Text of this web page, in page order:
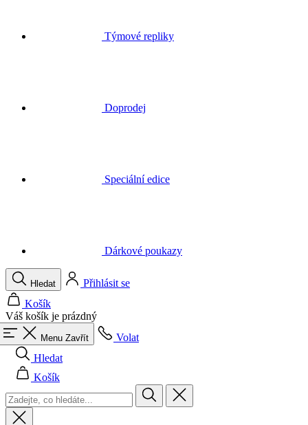
Váš košík je prázdný
Menu Zavřít
Volat
Hledat
Košík
Muži
Vše v kategorii Muži